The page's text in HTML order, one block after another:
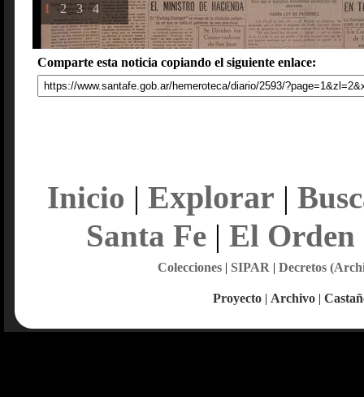
1 2 3 4
Comparte esta noticia copiando el siguiente enlace:
Inicio | Explorar |
Santa Fe| El Orden
Colecciones| SIPAR | Decretos
Proyecto | Archivo |